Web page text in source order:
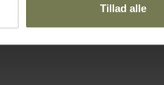
Tillad alle